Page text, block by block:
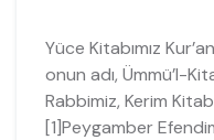
Yüce Kitabımız
onun adı, Ümmü’l-
Rabbimiz, Kerim
[1]Peygamber